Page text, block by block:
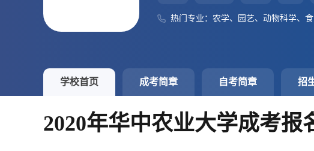
热门专业：农学、园艺、动物科学、
学校首页 成考简章 自考简章 招
2020年华中农业大学成考报